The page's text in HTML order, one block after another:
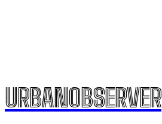
URBANOBSERVER